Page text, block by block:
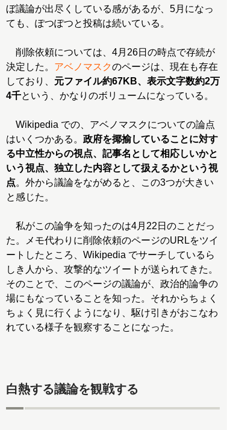
ぼ議論が出尽くしている感があるが、5月になっ
ても、ぽつぽつと投稿は続いている。
削除依頼については、4月26日の時点で存続が
決定した。 アベノマスクのページは、現在も存在
しており、 元ファイル約67KB、表示文字数約2万
4千という、かなりのボリュームになっている。
Wikipedia での、アベノマスクについての論点
はいくつかある。 政府を揶揄していることに対す
る中立性からの視点、記事名として相応しいかと
いう視点、独立した内容として扱えるかという視
点。外から議論をながめると、この3つが大きい
と感じた。
私がこの論争を知ったのは4月22日のことだっ
た。メモ代わりに削除依頼のページのURLをツイ
ートしたところ、Wikipedia でサーチしているら
しき人から、攻撃的なツイートが送られてきた。
そのことで、このページの議論が、政治的論争の
場にもなっていることを知った。それからちょく
ちょく見に行くようになり、駆け引きがおこなわ
れている様子を観察することになった。
白熱する議論を観戦する